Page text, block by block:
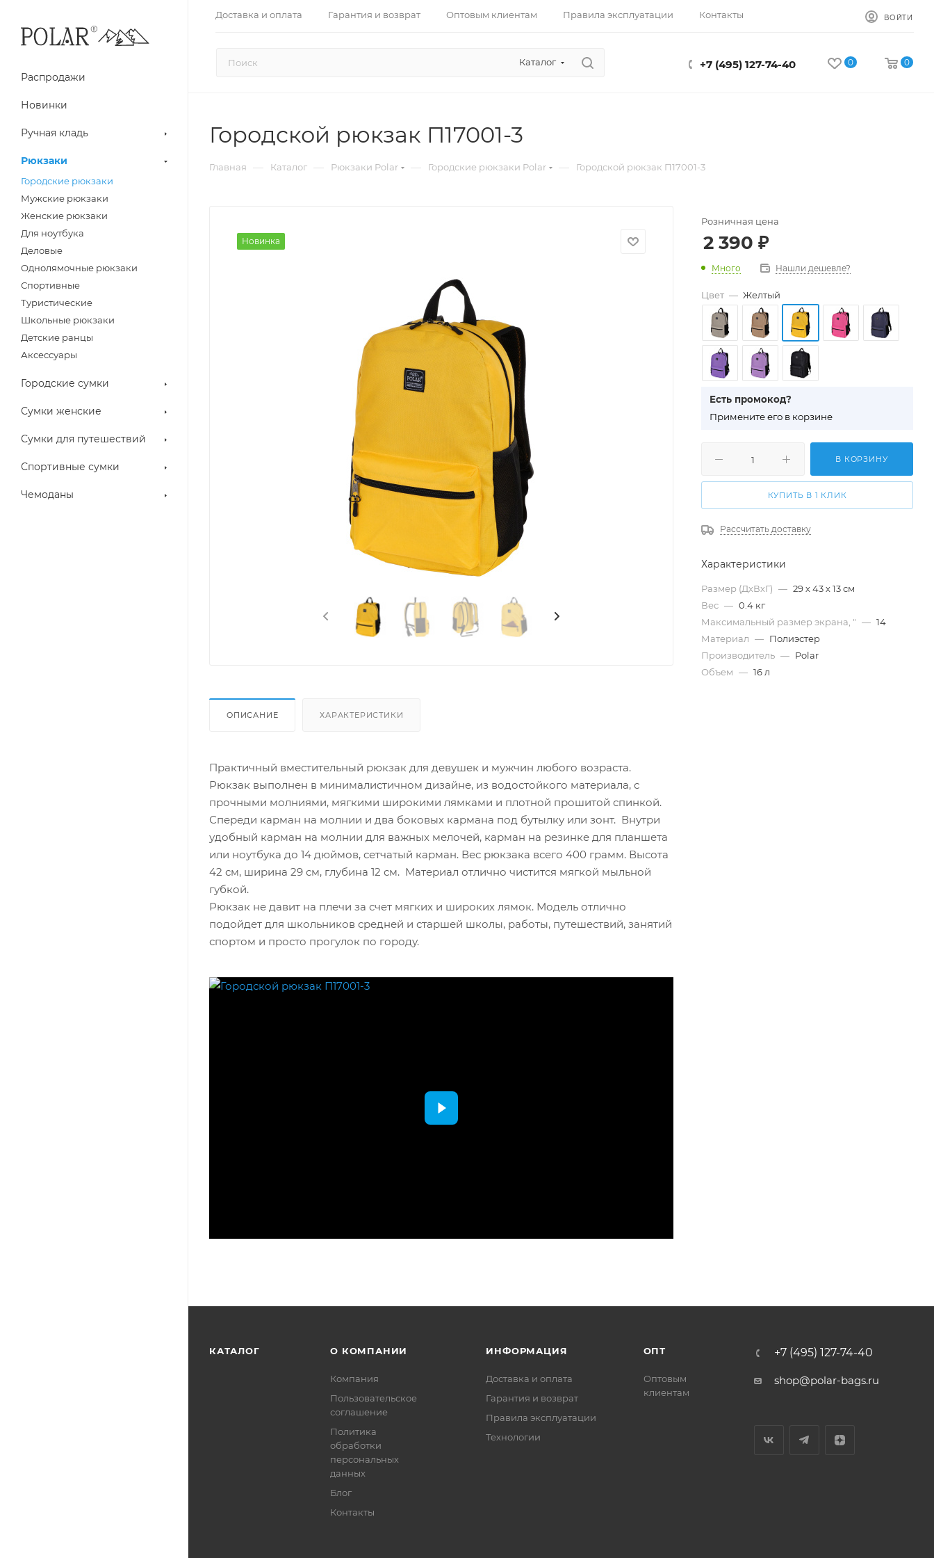
Доставка и оплата Гарантия и возврат Оптовым клиентам Правила эксплуатации Контакты ВОЙТИ
Каталог +7 (495) 127-74-40 0 0
Распродажи
Новинки
Ручная кладь
Рюкзаки
Городские рюкзаки
Мужские рюкзаки
Женские рюкзаки
Для ноутбука
Деловые
Однолямочные рюкзаки
Спортивные
Туристические
Школьные рюкзаки
Детские ранцы
Аксессуары
Городские сумки
Сумки женские
Сумки для путешествий
Спортивные сумки
Чемоданы
Городской рюкзак П17001-3
Главная — Каталог — Рюкзаки Polar — Городские рюкзаки Polar — Городской рюкзак П17001-3
Новинка
ОПИСАНИЕ ХАРАКТЕРИСТИКИ
Практичный вместительный рюкзак для девушек и мужчин любого возраста.
Рюкзак выполнен в минималистичном дизайне, из водостойкого материала, с
прочными молниями, мягкими широкими лямками и плотной прошитой спинкой.
Спереди карман на молнии и два боковых кармана под бутылку или зонт. Внутри
удобный карман на молнии для важных мелочей, карман на резинке для планшета
или ноутбука до 14 дюймов, сетчатый карман. Вес рюкзака всего 400 грамм. Высота
42 см, ширина 29 см, глубина 12 см. Материал отлично чистится мягкой мыльной
губкой.
Рюкзак не давит на плечи за счет мягких и широких лямок. Модель отлично
подойдет для школьников средней и старшей школы, работы, путешествий, занятий
спортом и просто прогулок по городу.
Розничная цена
2 390 ₽
Много Нашли дешевле?
Цвет — Желтый
Есть промокод?
Примените его в корзине
В КОРЗИНУ
КУПИТЬ В 1 КЛИК
Рассчитать доставку
Характеристики
Размер (ДхВхГ) — 29 х 43 х 13 см
Вес — 0.4 кг
Максимальный размер экрана, " — 14
Материал — Полиэстер
Производитель — Polar
Объем — 16 л
КАТАЛОГ О КОМПАНИИ
Компания
Пользовательское
соглашение
Политика
обработки
персональных
данных
Блог
Контакты
ИНФОРМАЦИЯ
Доставка и оплата
Гарантия и возврат
Правила эксплуатации
Технологии
ОПТ
Оптовым
клиентам
+7 (495) 127-74-40
shop@polar-bags.ru